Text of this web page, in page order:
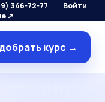
346-72-77
Войти
↗
курс →